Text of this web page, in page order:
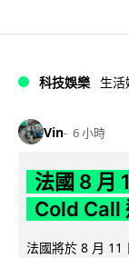
科技娛樂 生活
Vin 6 小時
法國 8 月
Cold Call
法國將於 8 月 11